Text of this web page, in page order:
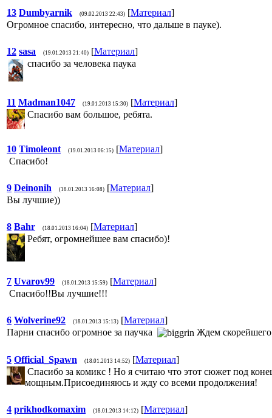
13 Dumbyarnik (09.02.2013 22:43) [Материал]
Огромное спасибо, интересно, что дальше в пауке).
12 sasa (19.01.2013 21:40) [Материал]
спасибо за человека паука
11 Madman1047 (19.01.2013 15:30) [Материал]
Спасибо вам большое, ребята.
10 Timoleont (19.01.2013 06:15) [Материал]
Спасибо!
9 Deinonih (18.01.2013 16:08) [Материал]
Вы лучшие))
8 Bahr (18.01.2013 16:04) [Материал]
Ребят, огромнейшее вам спасибо)!
7 Uvarov99 (18.01.2013 15:59) [Материал]
Спасибо!!Вы лучшие!!!
6 Wolverine92 (18.01.2013 15:13) [Материал]
Парни спасибо огромное за паучка
Ждем
5 Official_Spawn (18.01.2013 14:52) [Материал]
Спасибо за комикс ! Но я считаю что этот сюжет под
мощным.Присоединяюсь и жду со всеми продолжения!
4 prikhodkomaxim (18.01.2013 14:12) [Материал]